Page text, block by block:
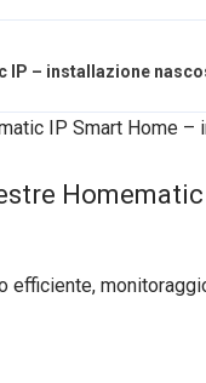
IP – installazione
efficiente,